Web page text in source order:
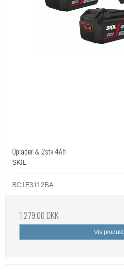
Oplader & 2stk 4Ah
SKIL
BC1E3112BA
1.279,00 DKK
Vis produkt